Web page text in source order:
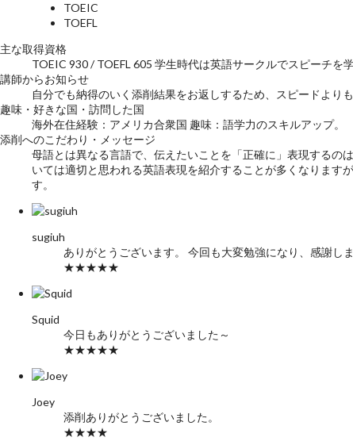
TOEIC
TOEFL
主な取得資格
TOEIC 930 / TOEFL 605 学生時代は英語サークルでスピーチを
講師からお知らせ
自分でも納得のいく添削結果をお返しするため、スピードより
趣味・好きな国・訪問した国
海外在住経験：アメリカ合衆国 趣味：語学力のスキルア
添削へのこだわり・メッセージ
母語とは異なる言語で、伝えたいことを「正確に」表現するの
いては適切と思われる英語表現を紹介することが多くなります
す。
sugiuh
ありがとうございます。 今回も大変勉強になり、感謝しま
★★★★★
Squid
今日もありがとうございました～
★★★★★
Joey
添削ありがとうございました。
★★★★